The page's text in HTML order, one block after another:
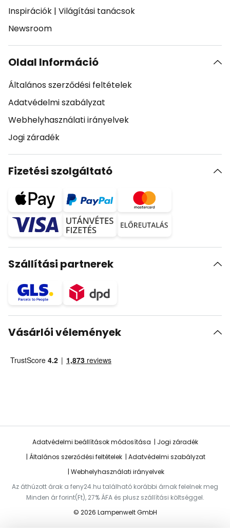
Inspirációk | Világítási tanácsok
Newsroom
Oldal Információ
Általános szerződési feltételek
Adatvédelmi szabályzat
Webhelyhasználati irányelvek
Jogi záradék
Fizetési szolgáltató
Szállítási partnerek
Vásárlói vélemények
Adatvédelmi beállítások módosítása
Jogi záradék
Általános szerződési feltételek
Adatvédelmi szabályzat
Webhelyhasználati irányelvek
Az áthúzott árak a feny24.hu található korábbi árnak felelnek meg
Minden ár forint(Ft), 27% ÁFA és plusz szállítási költséggel.
© 2026 Lampenwelt GmbH